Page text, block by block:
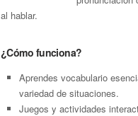
al hablar.
¿Cómo funciona?
Aprendes vocabulario
variedad de situaciones.
Juegos y actividades